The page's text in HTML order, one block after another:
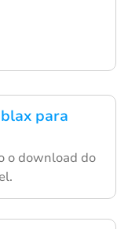
para
o download do